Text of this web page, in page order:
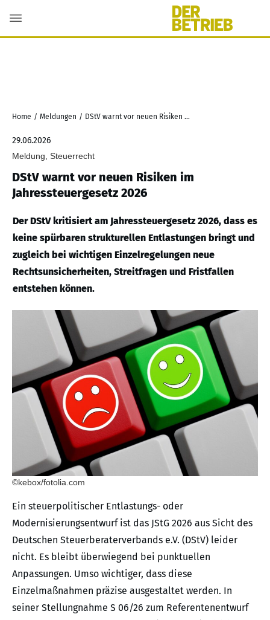
Home / Meldungen / DStV warnt vor neuen Risiken im Jahressteuergesetz 2026
29.06.2026
Meldung, Steuerrecht
DStV warnt vor neuen Risiken im
Jahressteuergesetz 2026
Der DStV kritisiert am Jahressteuergesetz 2026, dass es
keine spürbaren strukturellen Entlastungen bringt und
zugleich bei wichtigen Einzelregelungen neue
Rechtsunsicherheiten, Streitfragen und Fristfallen
entstehen können.
©kebox/fotolia.com
Ein steuerpolitischer Entlastungs- oder
Modernisierungsentwurf ist das JStG 2026 aus Sicht des
Deutschen Steuerberaterverbands e.V. (DStV) leider
nicht. Es bleibt überwiegend bei punktuellen
Anpassungen. Umso wichtiger, dass diese
Einzelmaßnahmen präzise ausgestaltet werden. In
seiner Stellungnahme S 06/26 zum Referentenentwurf